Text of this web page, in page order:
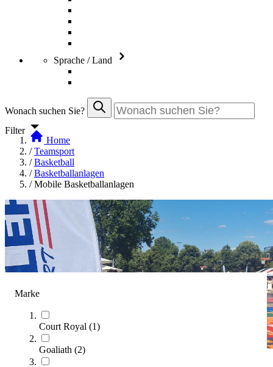
Sprache / Land
Wonach suchen Sie?
Filter
Marke
Court Royal (1)
Goaliath (2)
Home
/ Teamsport
/ Basketball
/ Basketballanlagen
/ Mobile Basketballanlagen